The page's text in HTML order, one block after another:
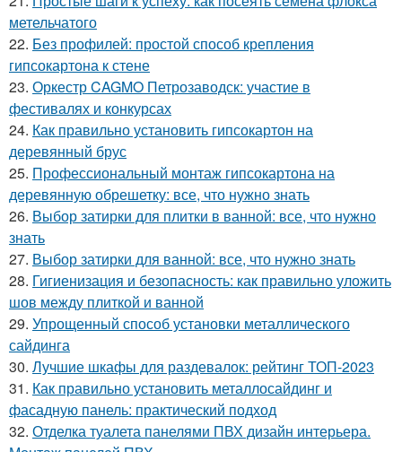
метельчатого
22. Без профилей: простой способ крепления
гипсокартона к стене
23. Оркестр CAGMO Петрозаводск: участие в
фестивалях и конкурсах
24. Как правильно установить гипсокартон на
деревянный брус
25. Профессиональный монтаж гипсокартона на
деревянную обрешетку: все, что нужно знать
26. Выбор затирки для плитки в ванной: все, что нужно
знать
27. Выбор затирки для ванной: все, что нужно знать
28. Гигиенизация и безопасность: как правильно уложить
шов между плиткой и ванной
29. Упрощенный способ установки металлического
сайдинга
30. Лучшие шкафы для раздевалок: рейтинг ТОП-2023
31. Как правильно установить металлосайдинг и
фасадную панель: практический подход
32. Отделка туалета панелями ПВХ дизайн интерьера.